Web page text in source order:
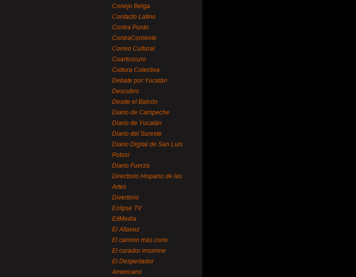
Conejo Belga
Contacto Latino
Contra Punto
ContraCorriente
Correo Cultural
Cuartoscuro
Cultura Colectiva
Debate por Yucatán
Descubro
Desde el Balcón
Diario de Campeche
Diario de Yucatán
Diario del Sureste
Diario Digital de San Luis
Potosí
Diario Fuerza
Directorio Hispano de las
Artes
Divertorio
Eclipse TV
EitMedia
El Altavoz
El camino más corto
El curador insomne
El Despertador
Americano